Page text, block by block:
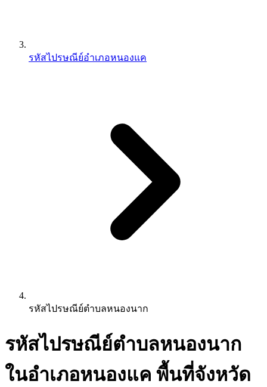
รหัสไปรษณีย์อำเภอหนองแค
รหัสไปรษณีย์ตำบลหนองนาก
รหัสไปรษณีย์ตำบลหนองนาก
ในอำเภอหนองแค พื้นที่จังหวัด